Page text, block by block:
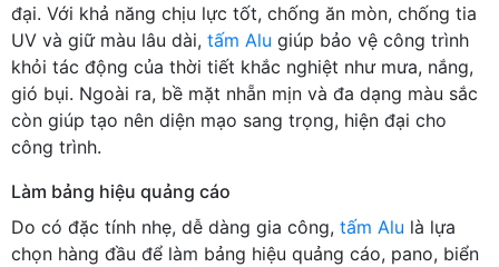
đại. Với khả năng chịu lực tốt, chống ăn mòn, chống tia
UV và giữ màu lâu dài, tấm Alu giúp bảo vệ công trình
khỏi tác động của thời tiết khắc nghiệt như mưa, nắng,
gió bụi. Ngoài ra, bề mặt nhẵn mịn và đa dạng màu sắc
còn giúp tạo nên diện mạo sang trọng, hiện đại cho
công trình.
Làm bảng hiệu quảng cáo
Do có đặc tính nhẹ, dễ dàng gia công, tấm Alu là lựa
chọn hàng đầu để làm bảng hiệu quảng cáo, pano, biển